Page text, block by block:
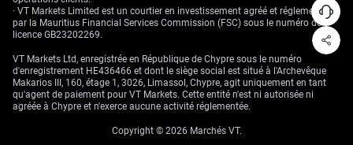
· VT Markets Limited est un courtier en investissement agréé et réglementé
par la Mauritius Financial Services Commission (FSC) sous le numéro de
licence GB23202269.
VT Markets Ltd, enregistrée en République de Chypre sous le numéro
d'enregistrement HE436466 et dont le siège social est situé à l'Archevêque
Makarios III, 160, étage 1, 3026, Limassol, Chypre, agit uniquement en tant
qu'agent de paiement pour VT Markets. Cette entité n'est ni autorisée ni
agréée à Chypre et n'exerce aucune activité réglementée.
Copyright © 2026 Marchés VT.